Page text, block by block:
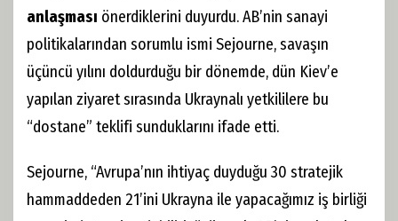
anlaşması önerdiklerini duyurdu. AB’nin sanayi
politikalarından sorumlu ismi Sejourne, savaşın
üçüncü yılını doldurduğu bir dönemde, dün Kiev’e
yapılan ziyaret sırasında Ukraynalı yetkililere bu
“dostane” teklifi sunduklarını ifade etti.
Sejourne, “Avrupa’nın ihtiyaç duyduğu 30 stratejik
hammaddeden 21’ini Ukrayna ile yapacağımız iş birliği